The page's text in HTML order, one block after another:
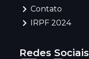
Contato
IRPF 2024
Redes Sociais